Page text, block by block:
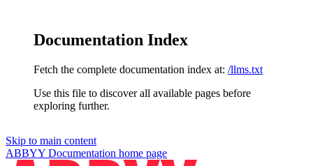
Documentation Index
Fetch the complete documentation index at: /llms.txt
Use this file to discover all available pages before
exploring further.
Skip to main content
ABBYY Documentation home page